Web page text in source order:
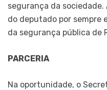
segurança da
do deputado por sempre
da segurança pública de
PARCERIA
Na oportunidade, o